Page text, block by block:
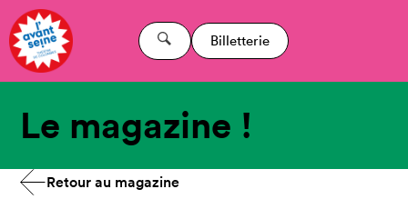
Billetterie
Le magazine !
Retour au magazine